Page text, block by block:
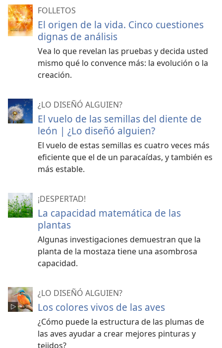
FOLLETOS
El origen de la vida. Cinco cuestiones
dignas de análisis
Vea lo que revelan las pruebas y decida usted
mismo qué lo convence más: la evolución o la
creación.
¿LO DISEÑÓ ALGUIEN?
El vuelo de las semillas del diente de
león | ¿Lo diseñó alguien?
El vuelo de estas semillas es cuatro veces más
eficiente que el de un paracaídas, y también es
más estable.
¡DESPERTAD!
La capacidad matemática de las
plantas
Algunas investigaciones demuestran que la
planta de la mostaza tiene una asombrosa
capacidad.
¿LO DISEÑÓ ALGUIEN?
Los colores vivos de las aves
¿Cómo puede la estructura de las plumas de
las aves ayudar a crear mejores pinturas y
tejidos?